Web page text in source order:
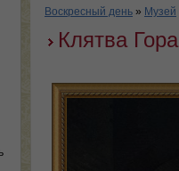
Воскресный день » Музей
Клятва